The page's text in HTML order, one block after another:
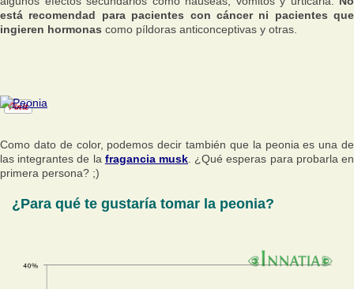
está recomendad para pacientes con cáncer ni pacientes que
ingieren hormonas como píldoras anticonceptivas y otras.
Como dato de color, podemos decir también que la peonia es una de
las integrantes de la fragancia musk . ¿Qué esperas para probarla en
primera persona? ;)
¿Para qué te gustaría tomar la peonia?